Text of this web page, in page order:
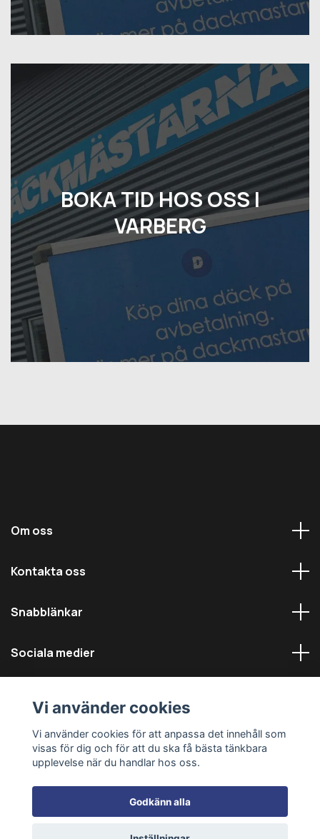
BOKA TID HOS OSS I
VARBERG
Om oss
Kontakta oss
Snabblänkar
Sociala medier
© 2026 Däckmästarna - Alla rättigheter reserverade
Vi använder cookies
Vi använder cookies för att anpassa det innehåll som
visas för dig och för att du ska få bästa tänkbara
upplevelse när du handlar hos oss.
Godkänn alla